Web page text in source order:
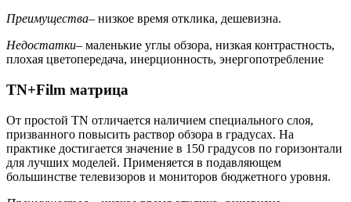
Преимущества– низкое время отклика, дешевизна.
Недостатки– маленькие углы обзора, низкая контрастность,
плохая цветопередача, инерционность, энергопотребление
TN+Film матрица
От простой TN отличается наличием специального слоя,
призванного повысить раствор обзора в градусах. На
практике достигается значение в 150 градусов по горизонтали
для лучших моделей. Применяется в подавляющем
большинстве телевизоров и мониторов бюджетного уровня.